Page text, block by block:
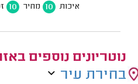
איכות 10 מחיר 10
נוטריונים נוספים
בחירת עיר